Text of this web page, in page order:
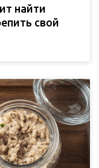
найти
свой